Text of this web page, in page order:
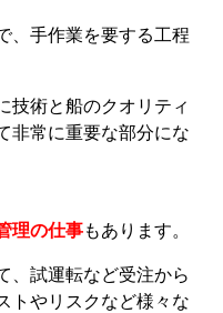
、手作業を要する工程
技術と船のクオリティ
非常に重要な部分にな
理の仕事もあります。
、試運転など受注から
トやリスクなど様々な